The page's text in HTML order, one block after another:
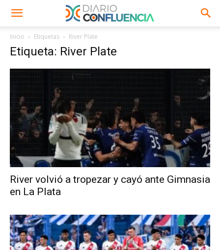
Inicio Etiquetas River Plate
Etiqueta: River Plate
River volvió a tropezar y cayó ante Gimnasia
en La Plata